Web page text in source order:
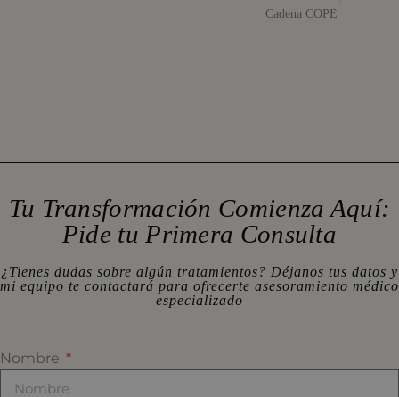
Cadena COPE
Tu Transformación Comienza Aquí:
Pide tu Primera Consulta
¿Tienes dudas sobre algún tratamientos? Déjanos tus datos y
mi equipo te contactará para ofrecerte asesoramiento médico
especializado
Nombre